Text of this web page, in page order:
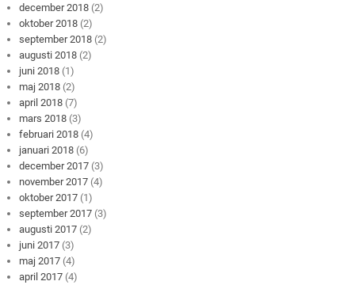
december 2018 (2)
oktober 2018 (2)
september 2018 (2)
augusti 2018 (2)
juni 2018 (1)
maj 2018 (2)
april 2018 (7)
mars 2018 (3)
februari 2018 (4)
januari 2018 (6)
december 2017 (3)
november 2017 (4)
oktober 2017 (1)
september 2017 (3)
augusti 2017 (2)
juni 2017 (3)
maj 2017 (4)
april 2017 (4)